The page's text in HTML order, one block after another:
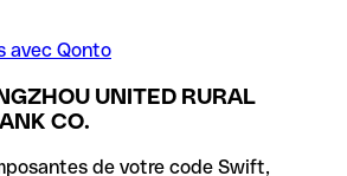
avec Qonto
UNITED RURAL
CO.
de votre code Swift,